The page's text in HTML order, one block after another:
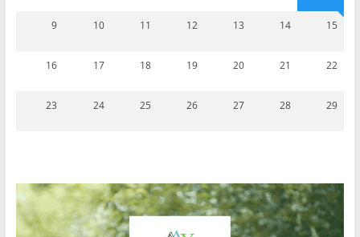
9 10 11 12 13 14 15
16 17 18 19 20 21 22
23 24 25 26 27 28 29